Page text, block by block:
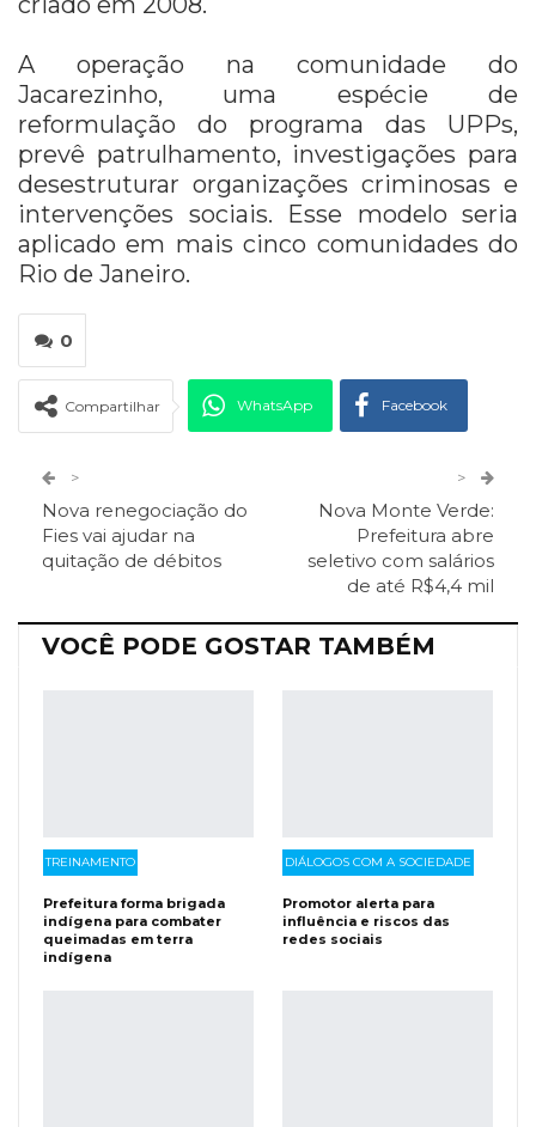
A operação na comunidade do
Jacarezinho, uma espécie de
reformulação do programa das UPPs,
prevê patrulhamento, investigações para
desestruturar organizações criminosas e
intervenções sociais. Esse modelo seria
aplicado em mais cinco comunidades do
Rio de Janeiro.
0
Compartilhar WhatsApp Facebook
ReddIt Pinterest Telegram
O email
>
Nova renegociação do
Fies vai ajudar na
quitação de débitos
>
Nova Monte Verde:
Prefeitura abre
seletivo com salários
de até R$4,4 mil
VOCÊ PODE GOSTAR TAMBÉM
TREINAMENTO
Prefeitura forma brigada
indígena para combater
queimadas em terra
indígena
DIÁLOGOS COM A SOCIEDADE
Promotor alerta para
influência e riscos das
redes sociais